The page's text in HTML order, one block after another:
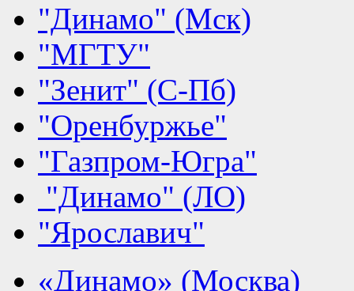
"Динамо" (Мск)
"МГТУ"
"Зенит" (С-Пб)
"Оренбуржье"
"Газпром-Югра"
"Динамо" (ЛО)
"Ярославич"
«Динамо» (Москва)